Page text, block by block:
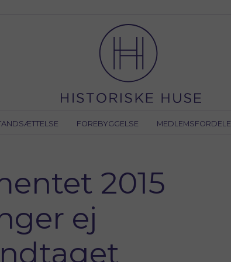
FOREBYGGELSE MEDLEMSFORDELE
2015
ej